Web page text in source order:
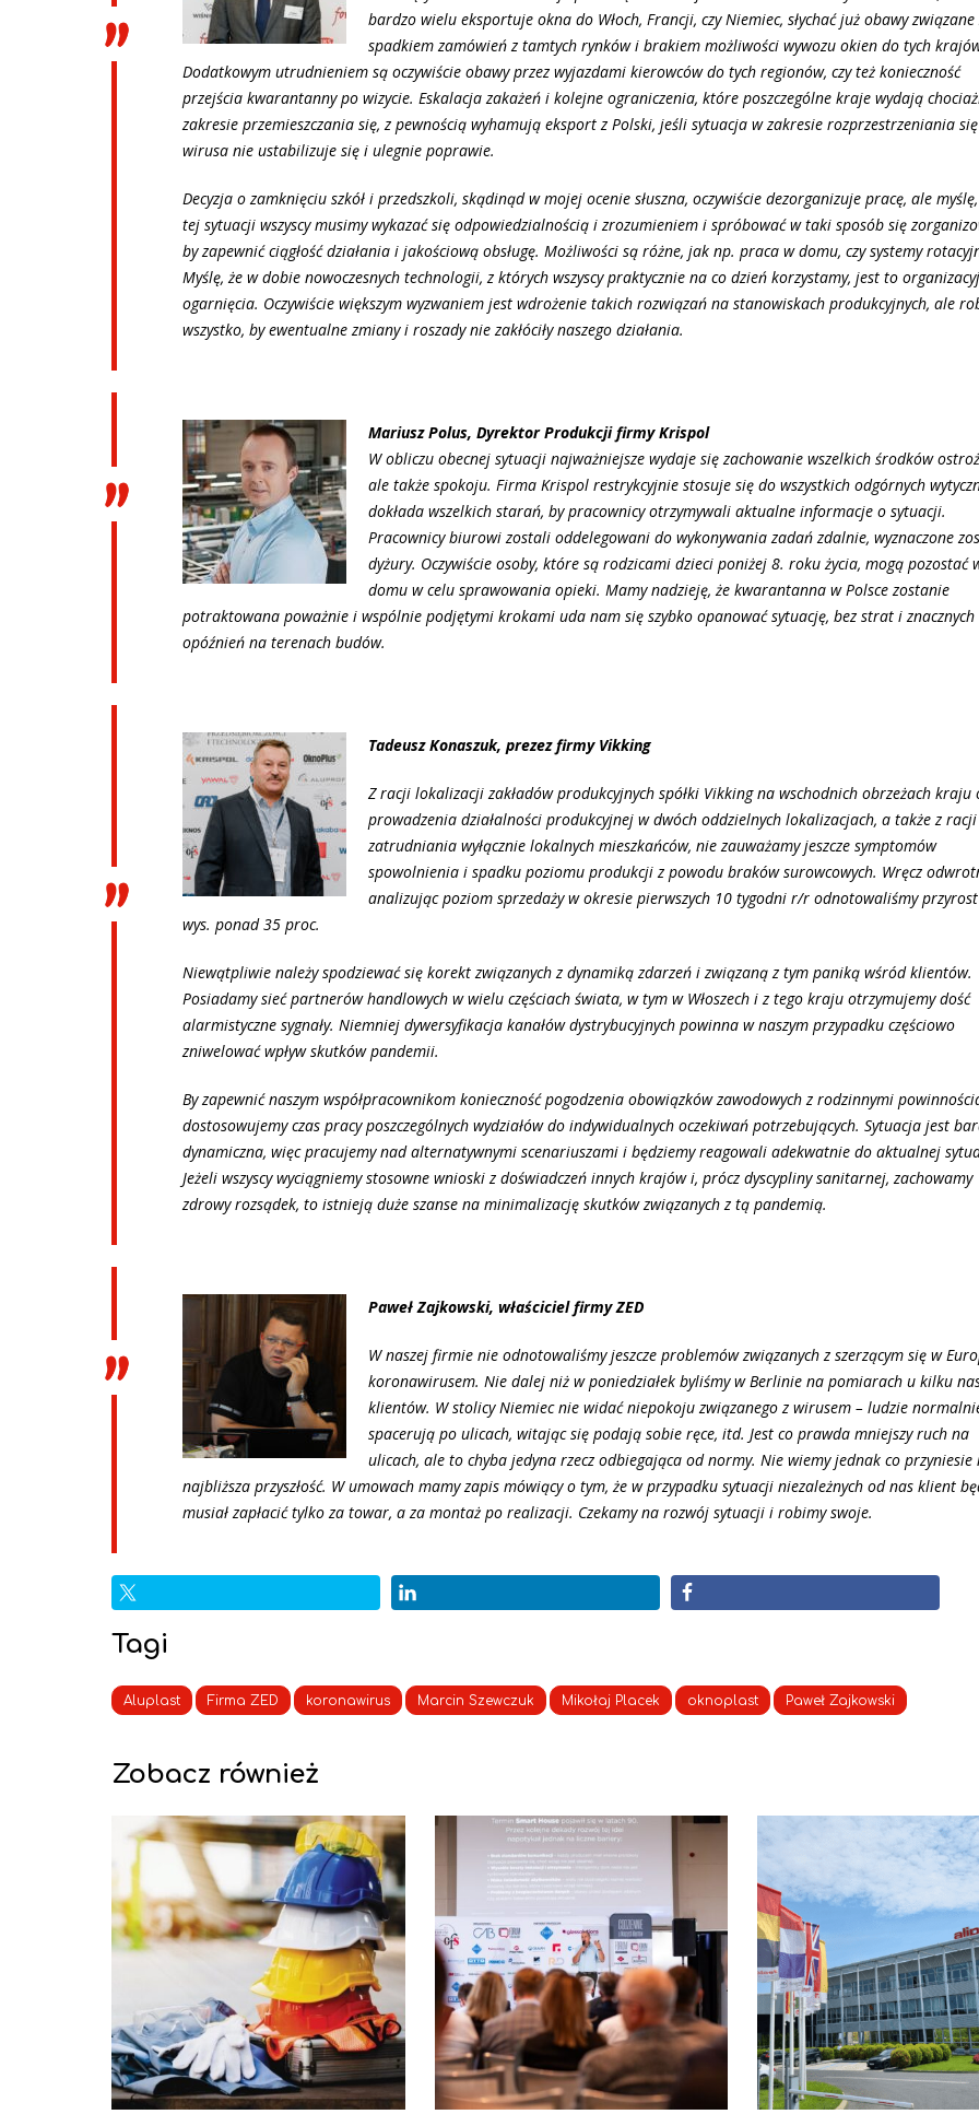
bardzo wielu eksportuje okna do Włoch, Francji, czy Niemiec, słychać już obawy związane
spadkiem zamówień z tamtych rynków i brakiem możliwości wywozu okien do tych
Dodatkowym utrudnieniem są oczywiście obawy przez wyjazdami kierowców do tych regionów, czy też konieczność
przejścia kwarantanny po wizycie. Eskalacja zakażeń i kolejne ograniczenia, które poszczególne kraje wydają
zakresie przemieszczania się, z pewnością wyhamują eksport z Polski, jeśli sytuacja w zakresie rozprzestrzeniania się
wirusa nie ustabilizuje się i ulegnie poprawie.
Decyzja o zamknięciu szkół i przedszkoli, skądinąd w mojej ocenie słuszna, oczywiście dezorganizuje pracę, ale
tej sytuacji wszyscy musimy wykazać się odpowiedzialnością i zrozumieniem i spróbować w taki sposób się
by zapewnić ciągłość działania i jakościową obsługę. Możliwości są różne, jak np. praca w domu, czy systemy
Myślę, że w dobie nowoczesnych technologii, z których wszyscy praktycznie na co dzień korzystamy, jest to
ogarnięcia. Oczywiście większym wyzwaniem jest wdrożenie takich rozwiązań na stanowiskach produkcyjnych, ale
wszystko, by ewentualne zmiany i roszady nie zakłóciły naszego działania.
Mariusz Polus, Dyrektor Produkcji firmy Krispol
W obliczu obecnej sytuacji najważniejsze wydaje się zachowanie wszelkich środków
ale także spokoju. Firma Krispol restrykcyjnie stosuje się do wszystkich odgórnych
dokłada wszelkich starań, by pracownicy otrzymywali aktualne informacje o sytuacji.
Pracownicy biurowi zostali oddelegowani do wykonywania zadań zdalnie, wyznaczone
dyżury. Oczywiście osoby, które są rodzicami dzieci poniżej 8. roku życia, mogą pozostać
domu w celu sprawowania opieki. Mamy nadzieję, że kwarantanna w Polsce zostanie
potraktowana poważnie i wspólnie podjętymi krokami uda nam się szybko opanować sytuację, bez strat i znacznych
opóźnień na terenach budów.
Tadeusz Konaszuk, prezez firmy Vikking
Z racji lokalizacji zakładów produkcyjnych spółki Vikking na wschodnich obrzeżach kraju
prowadzenia działalności produkcyjnej w dwóch oddzielnych lokalizacjach, a także z racji
zatrudniania wyłącznie lokalnych mieszkańców, nie zauważamy jeszcze symptomów
spowolnienia i spadku poziomu produkcji z powodu braków surowcowych. Wręcz
analizując poziom sprzedaży w okresie pierwszych 10 tygodni r/r odnotowaliśmy
wys. ponad 35 proc.
Niewątpliwie należy spodziewać się korekt związanych z dynamiką zdarzeń i związaną z tym paniką wśród klientów.
Posiadamy sieć partnerów handlowych w wielu częściach świata, w tym w Włoszech i z tego kraju otrzymujemy dość
alarmistyczne sygnały. Niemniej dywersyfikacja kanałów dystrybucyjnych powinna w naszym przypadku częściowo
zniwelować wpływ skutków pandemii.
By zapewnić naszym współpracownikom konieczność pogodzenia obowiązków zawodowych z rodzinnymi
dostosowujemy czas pracy poszczególnych wydziałów do indywidualnych oczekiwań potrzebujących. Sytuacja jest
dynamiczna, więc pracujemy nad alternatywnymi scenariuszami i będziemy reagowali adekwatnie do aktualnej
Jeżeli wszyscy wyciągniemy stosowne wnioski z doświadczeń innych krajów i, prócz dyscypliny sanitarnej, zachowamy
zdrowy rozsądek, to istnieją duże szanse na minimalizację skutków związanych z tą pandemią.
Paweł Zajkowski, właściciel firmy ZED
W naszej firmie nie odnotowaliśmy jeszcze problemów związanych z szerzącym się w
koronawirusem. Nie dalej niż w poniedziałek byliśmy w Berlinie na pomiarach u kilku
klientów. W stolicy Niemiec nie widać niepokoju związanego z wirusem – ludzie
spacerują po ulicach, witając się podają sobie ręce, itd. Jest co prawda mniejszy ruch na
ulicach, ale to chyba jedyna rzecz odbiegająca od normy. Nie wiemy jednak co przyniesie
najbliższa przyszłość. W umowach mamy zapis mówiący o tym, że w przypadku sytuacji niezależnych od nas klient
musiał zapłacić tylko za towar, a za montaż po realizacji. Czekamy na rozwój sytuacji i robimy swoje.
Tagi
Aluplast Firma ZED koronawirus Marcin Szewczuk Mikołaj Placek oknoplast Paweł Zajkowski
Zobacz również